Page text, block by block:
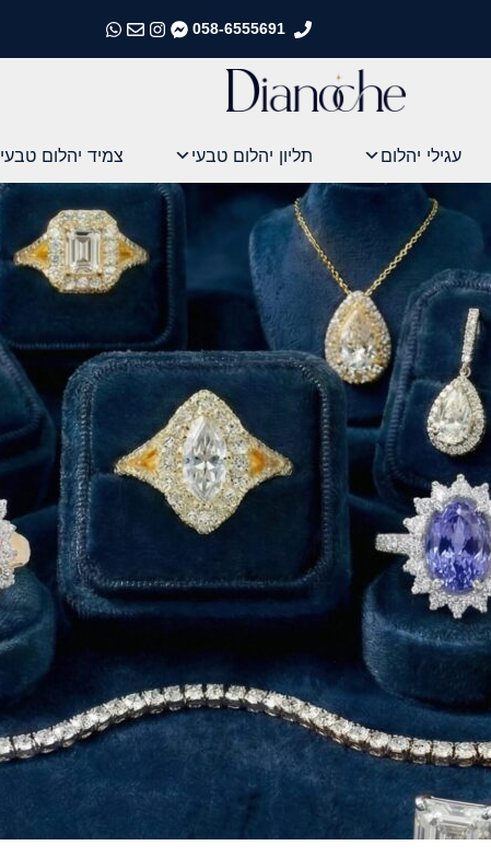
058-6555691
התקשרו אלינו
התקשרו אלינו
התקשרו אלינו
התקשרו אלינו
עגילי יהלום תליון יהלום טבעי צמיד יהלום טבעי